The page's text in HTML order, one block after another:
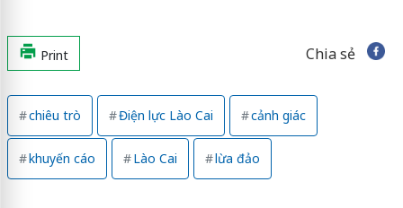
Print Chia sẻ
chiêu trò Điện lực Lào Cai cảnh giác
khuyến cáo Lào Cai lừa đảo